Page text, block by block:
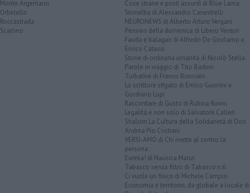
Monte Argentario
Orbetello
Roccastrada
Scarlino
Cose strane e posti assurdi di Blue Lama
Storielba di Alessandro Canestrelli
NEURONEWS di Alberto Arturo Vergani
Pensieri della domenica di Libero Venturi
Fauda e balagan di Alfredo De Girolamo e
Enrico Catassi
Storie di ordinaria umanità di Nicolò Stella
Parole in viaggio di Tito Barbini
Turbative di Franco Bonciani
Lo scrittore sfigato di Enrico Guerrini e
Gordiano Lupi
Raccontare di Gusto di Rubina Rovini
Legalità e non solo di Salvatore Calleri
Shalom La Cultura della Solidarietà di Don
Andrea Pio Cristiani
VERSI-AMO di Chi mette al centro la
persona
Eureka! di Nausica Manzi
Tabasco senza filtro di Tabasco n.6
Ci vuole un fisico di Michele Campisi
Economia e territorio, da globale a locale di